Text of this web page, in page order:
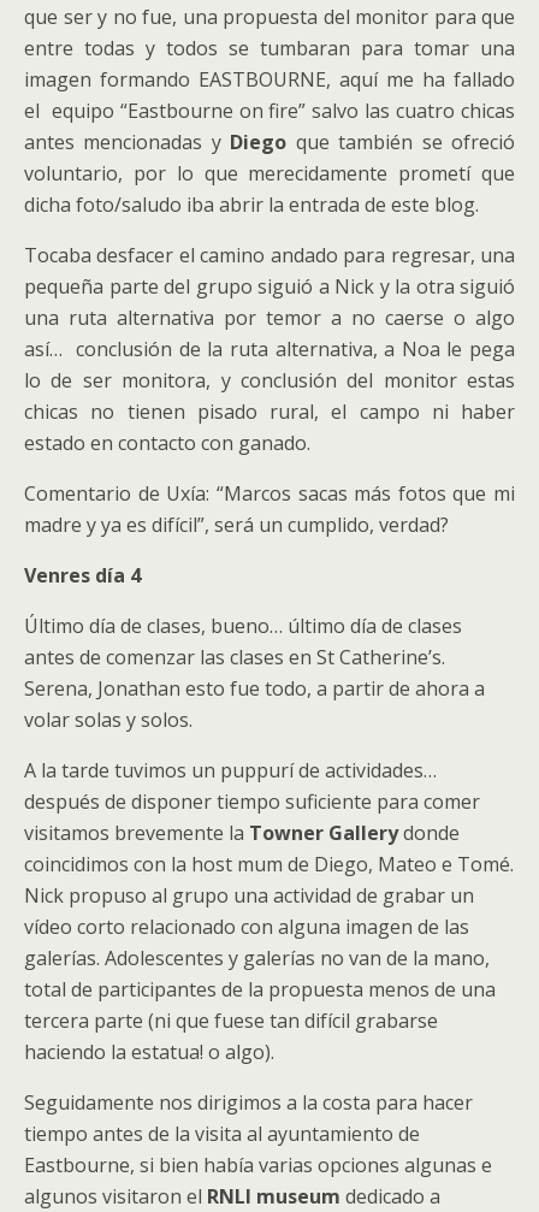
que ser y no fue, una propuesta del monitor para que
entre todas y todos se tumbaran para tomar una
imagen formando EASTBOURNE, aquí me ha fallado
el equipo “Eastbourne on fire” salvo las cuatro chicas
antes mencionadas y Diego que también se ofreció
voluntario, por lo que merecidamente prometí que
dicha foto/saludo iba abrir la entrada de este blog.
Tocaba desfacer el camino andado para regresar, una
pequeña parte del grupo siguió a Nick y la otra siguió
una ruta alternativa por temor a no caerse o algo
así… conclusión de la ruta alternativa, a Noa le pega
lo de ser monitora, y conclusión del monitor estas
chicas no tienen pisado rural, el campo ni haber
estado en contacto con ganado.
Comentario de Uxía: “Marcos sacas más fotos que mi
madre y ya es difícil”, será un cumplido, verdad?
Venres día 4
Último día de clases, bueno… último día de clases
antes de comenzar las clases en St Catherine’s.
Serena, Jonathan esto fue todo, a partir de ahora a
volar solas y solos.
A la tarde tuvimos un puppurí de actividades…
después de disponer tiempo suficiente para comer
visitamos brevemente la Towner Gallerydonde
coincidimos con la host mum de Diego, Mateo e Tomé.
Nick propuso al grupo una actividad de grabar un
vídeo corto relacionado con alguna imagen de las
galerías. Adolescentes y galerías no van de la mano,
total de participantes de la propuesta menos de una
tercera parte (ni que fuese tan difícil grabarse
haciendo la estatua! o algo).
Seguidamente nos dirigimos a la costa para hacer
tiempo antes de la visita al ayuntamiento de
Eastbourne, si bien había varias opciones algunas e
algunos visitaron el RNLI museum dedicado a